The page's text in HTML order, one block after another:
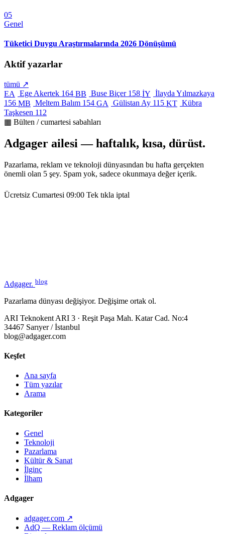
05
Genel
Tüketici Duygu Araştırmalarında 2026 Dönüşümü
Aktif yazarlar
tümü ↗
EA
Ege Akertek 164 BB Buse Biçer 158 İY İlayda Yılmazkaya
156 MB Meltem Balım 154 GA Gülistan Ay 115 KT Kübra
Taşkesen 112
▦ Bülten / cumartesi sabahları
Adgager ailesi — haftalık, kısa, dürüst.
Pazarlama, reklam ve teknoloji dünyasından bu hafta gerçekten
önemli olan 5 şey. Spam yok, sadece okunmaya değer içerik.
Ücretsiz Cumartesi 09:00 Tek tıkla iptal
Adgager. blog
Pazarlama dünyası değişiyor. Değişime ortak ol.
ARI Teknokent ARI 3 · Reşit Paşa Mah. Katar Cad. No:4
34467 Sarıyer / İstanbul
blog@adgager.com
Keşfet
Ana sayfa
Tüm yazılar
Arama
Kategoriler
Genel
Teknoloji
Pazarlama
Kültür & Sanat
İlginç
İlham
Adgager
adgager.com ↗
AdQ — Reklam ölçümü